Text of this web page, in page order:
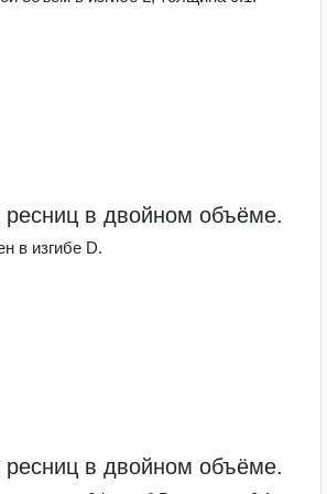
в двойном объёме.
в изгибе D.
в двойном объёме.